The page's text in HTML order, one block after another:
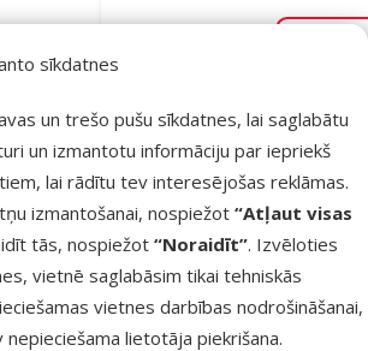
sīkdatnes
un trešo pušu sīkdatnes, lai saglabātu
un izmantotu informāciju par iepriekš
lai rādītu tev interesējošas reklāmas.
izmantošanai, nospiežot “Atļaut visas
tās, nospiežot “Noraidīt”. Izvēloties
vietnē saglabāsim tikai tehniskās
vietnes darbības nodrošināšanai,
nepieciešama lietotāja piekrišana.
Atvēsinošā
AFP, Chill
Oriģinālā
14,99 €
Cena
8,98 € -